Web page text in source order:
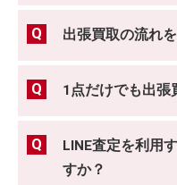
出張買取の流れ
1点だけでも出張
LINE査定を利用
すか？